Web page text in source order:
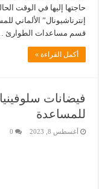
حاجتها إليها في الوقت
إنترناشيونال” الألماني
قسم مساعدات الطوارئ …
أكمل القراءة »
فيضانات
للمساعدة
أغسطس 8, 2023 0